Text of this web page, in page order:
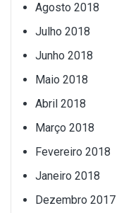
Agosto 2018
Julho 2018
Junho 2018
Maio 2018
Abril 2018
Março 2018
Fevereiro 2018
Janeiro 2018
Dezembro 2017